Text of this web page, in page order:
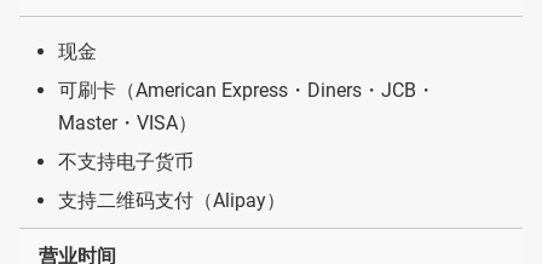
现金
可刷卡（American Express・Diners・JCB・
Master・VISA）
不支持电子货币
支持二维码支付（Alipay）
营业时间